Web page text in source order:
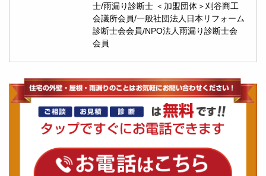
士/雨漏り診断士 ＜加盟団体＞刈谷商工
会議所会員/一般社団法人日本リフォーム
診断士会会員/NPO法人雨漏り診断士会
会員